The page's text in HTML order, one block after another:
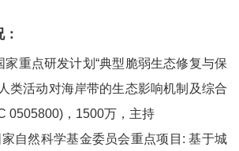
家重点研发计划“典型脆弱生态修复与保
类活动对海岸带的生态影响机制及综合
0505800)，1500万，主持
自然科学基金委员会重点项目: 基于城